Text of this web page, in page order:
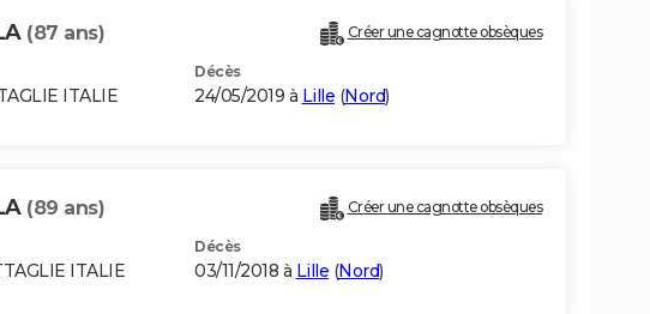
(87 ans) Créer une cagnotte obsèques
ITALIE
Décès
24/05/2019 à Lille (Nord)
(89 ans) Créer une cagnotte obsèques
ITALIE
Décès
03/11/2018 à Lille (Nord)